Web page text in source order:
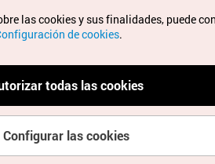
de Turismo de Corea. Todos los
y cuestiones relacionadas con el
al correoelectrónico oficial:
las cookies y sus finalidades, puede
de cookies.
todas las cookies
Configurar las cookies